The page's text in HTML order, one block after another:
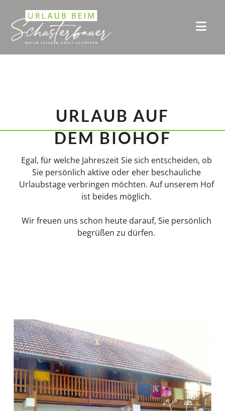
URLAUB AUF
DEM BIOHOF
Egal, für welche Jahreszeit Sie sich entscheiden, ob
Sie persönlich aktive oder eher beschauliche
Urlaubstage verbringen möchten. Auf unserem Hof
ist beides möglich.
Wir freuen uns schon heute darauf, Sie persönlich
begrüßen zu dürfen.